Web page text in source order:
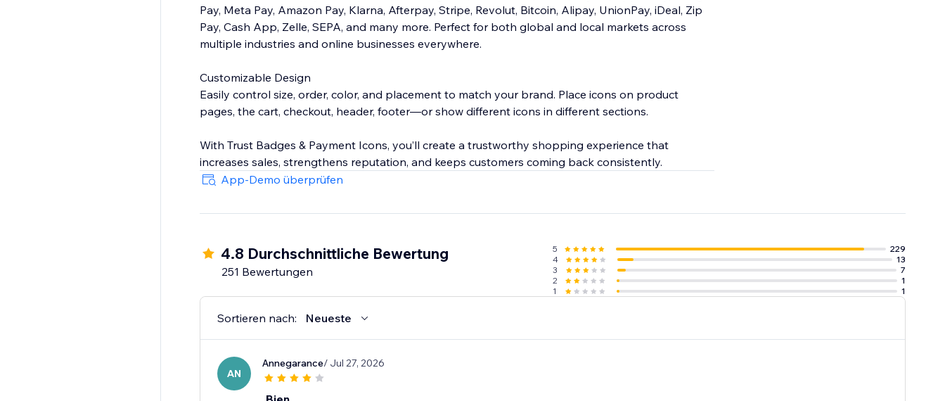
Pay, Meta Pay, Amazon Pay, Klarna, Afterpay, Stripe, Revolut, Bitcoin, Alipay, UnionPay, iDeal, Zip
Pay, Cash App, Zelle, SEPA, and many more. Perfect for both global and local markets across
multiple industries and online businesses everywhere.
Customizable Design
Easily control size, order, color, and placement to match your brand. Place icons on product
pages, the cart, checkout, header, footer—or show different icons in different sections.
With Trust Badges & Payment Icons, you’ll create a trustworthy shopping experience that
increases sales, strengthens reputation, and keeps customers coming back consistently.
App-Demo überprüfen
4.8 Durchschnittliche Bewertung
251 Bewertungen
5
229
4
13
3
7
2
1
1
1
Sortieren nach: Neueste
AN
Annegarance/ Jul 27, 2026